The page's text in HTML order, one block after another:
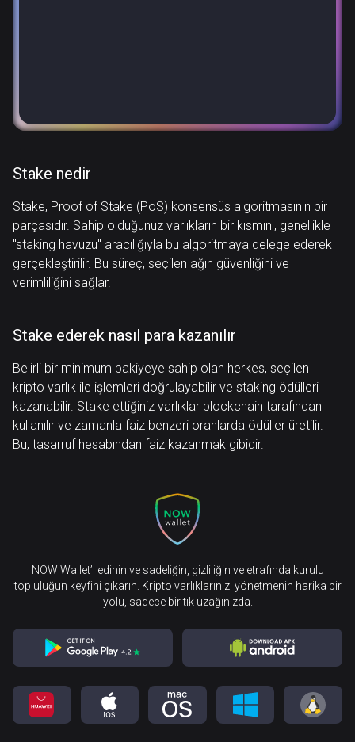
Stake nedir
Stake, Proof of Stake (PoS) konsensüs algoritmasının bir
parçasıdır. Sahip olduğunuz varlıkların bir kısmını, genellikle
"staking havuzu" aracılığıyla bu algoritmaya delege ederek
gerçekleştirilir. Bu süreç, seçilen ağın güvenliğini ve
verimliliğini sağlar.
Stake ederek nasıl para kazanılır
Belirli bir minimum bakiyeye sahip olan herkes, seçilen
kripto varlık ile işlemleri doğrulayabilir ve staking ödülleri
kazanabilir. Stake ettiğiniz varlıklar blockchain tarafından
kullanılır ve zamanla faiz benzeri oranlarda ödüller üretilir.
Bu, tasarruf hesabından faiz kazanmak gibidir.
NOW Wallet’ı edinin ve sadeliğin, gizliliğin ve etrafında kurulu
topluluğun keyfini çıkarın. Kripto varlıklarınızı yönetmenin harika bir
yolu, sadece bir tık uzağınızda.